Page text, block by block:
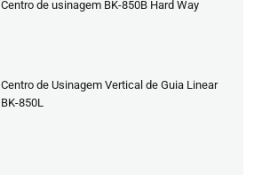
Centro de usinagem BK-850B Hard Way
Centro de Usinagem Vertical de Guia Linear
BK-850L